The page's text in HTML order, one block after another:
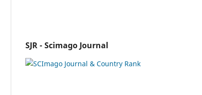
SJR - Scimago Journal